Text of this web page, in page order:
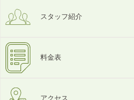
スタッフ紹介
料金表
アクセス